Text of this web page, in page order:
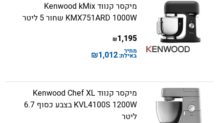
מיקסר קנווד Kenwood kMix
KMX751ARD 1000W שחור 5 ליטר
1,195
₪
מחיר
באילת:1,012
₪
מיקסר קנווד Kenwood Chef XL
KVL4100S 1200W בצבע כסוף 6.7
ליטר